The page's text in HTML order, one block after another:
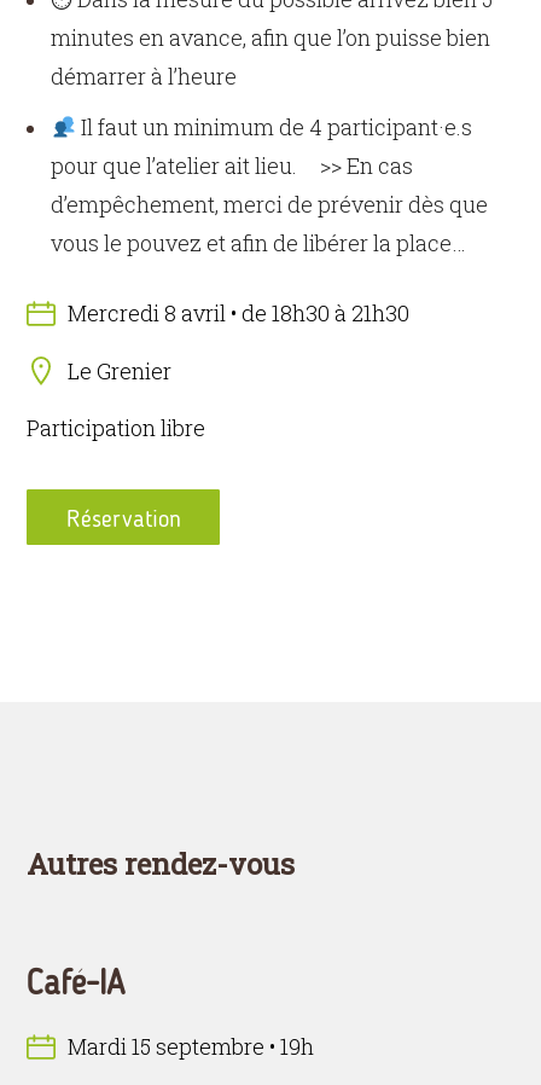
minutes en avance, afin que l’on puisse bien
démarrer à l’heure
Il faut un minimum de 4 participant·e.s
pour que l’atelier ait lieu. >> En cas
d’empêchement, merci de prévenir dès que
vous le pouvez et afin de libérer la place…
Mercredi 8 avril • de 18h30 à 21h30
Le Grenier
Participation libre
Réservation
Autres rendez-vous
Café-IA
Mardi 15 septembre • 19h